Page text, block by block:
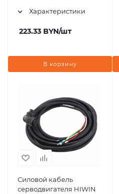
Характеристики
223.33 BYN/шт
В корзину
Силовой кабель
серводвигателя HIWIN